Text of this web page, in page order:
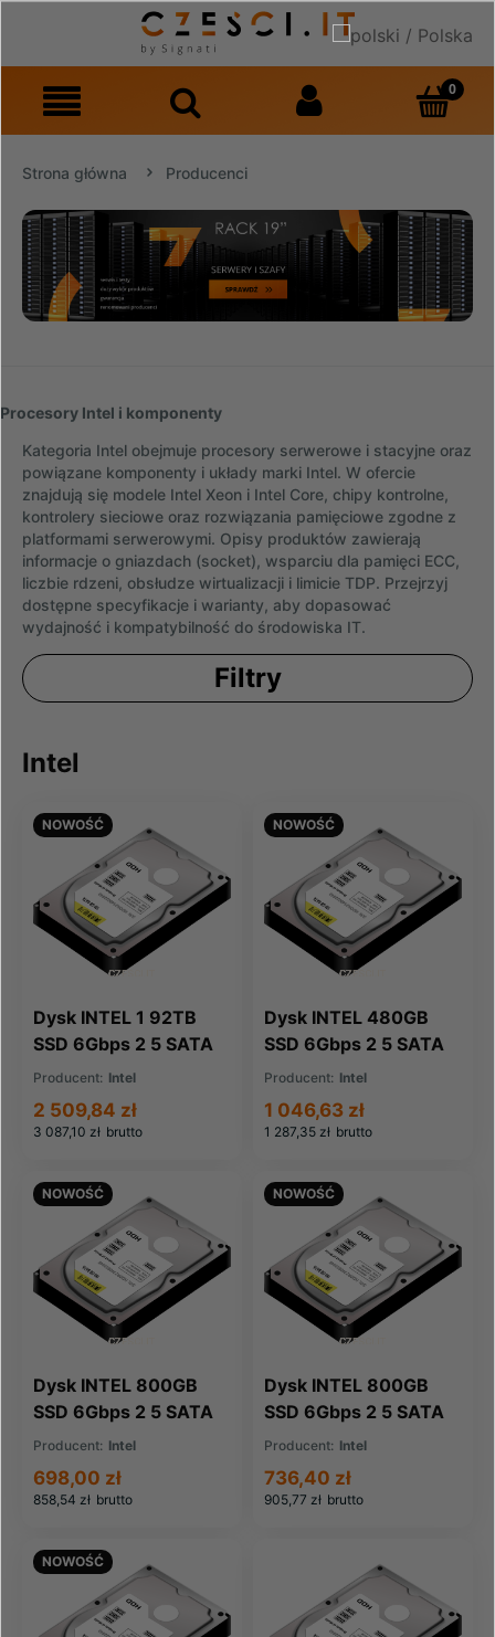
Strona główna Producenci
Procesory Intel i komponenty
Kategoria Intel obejmuje procesory serwerowe i stacyjne oraz
powiązane komponenty i układy marki Intel. W ofercie
znajdują się modele Intel Xeon i Intel Core, chipy kontrolne,
kontrolery sieciowe oraz rozwiązania pamięciowe zgodne z
platformami serwerowymi. Opisy produktów zawierają
informacje o gniazdach (socket), wsparciu dla pamięci ECC,
liczbie rdzeni, obsłudze wirtualizacji i limicie TDP. Przejrzyj
dostępne specyfikacje i warianty, aby dopasować
wydajność i kompatybilność do środowiska IT.
Filtry
Intel
Dysk INTEL 1 92TB
SSD 6Gbps 2 5 SATA
RI (SSDSC2KB019T8)
Producent: Intel
3 087,10 zł brutto
2 509,84 zł
NOWOŚĆ
Dysk INTEL 480GB
SSD 6Gbps 2 5 SATA
RI S4510
Producent: Intel
1 287,35 zł brutto
1 046,63 zł
NOWOŚĆ
Dysk INTEL 800GB
SSD 6Gbps 2 5 SATA
WI S3700
Producent: Intel
858,54 zł brutto
698,00 zł
NOWOŚĆ
Dysk INTEL 800GB
SSD 6Gbps 2 5 SATA
WI S3710
Producent: Intel
905,77 zł brutto
736,40 zł
NOWOŚĆ
NOWOŚĆ